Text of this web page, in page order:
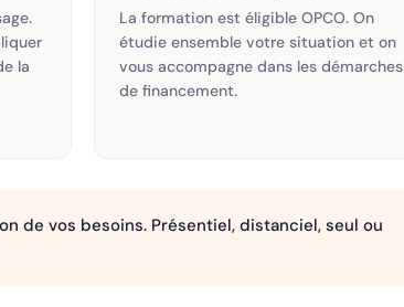
la
La formation est éligible OPCO. On
étudie ensemble votre situation et on
vous accompagne dans les démarches
de financement.
de vos besoins. Présentiel, distanciel, seul ou